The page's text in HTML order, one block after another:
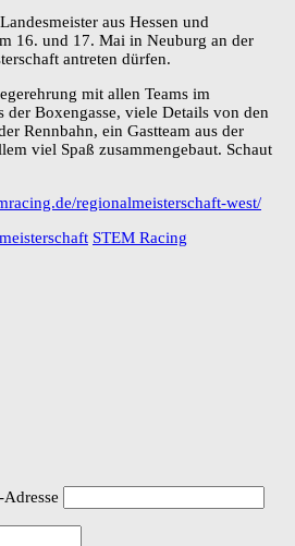
aus Hessen und
16. und 17. Mai in Neuburg an der
antreten dürfen.
mit allen Teams im
der Boxengasse, viele Details von den
Rennbahn, ein Gastteam aus der
viel Spaß zusammengebaut. Schaut
regionalmeisterschaft-west/
STEM Racing